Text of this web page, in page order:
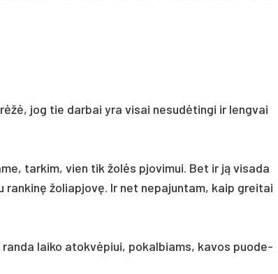
jog tie dar­bai yra vi­sai ne­sudė­tin­gi ir leng­vai
tar­kim, vien tik žolės pjo­vi­mui. Bet ir ją vi­sa­da
žo­liap­jovę. Ir net ne­pa­jun­tam, kaip grei­tai
lai­ko ato­kvėpiui, po­kal­biams, ka­vos puo­de­